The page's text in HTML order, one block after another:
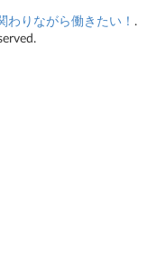
わりながら働きたい！ .